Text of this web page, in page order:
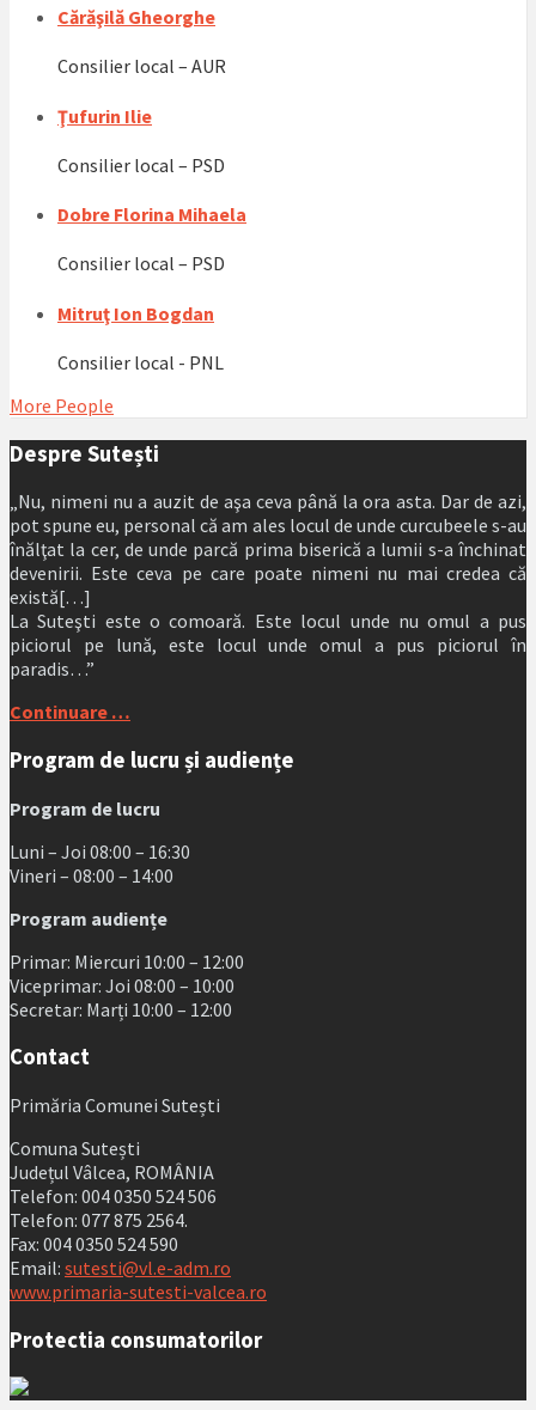
Cărăşilă Gheorghe
Consilier local – AUR
Ţufurin Ilie
Consilier local – PSD
Dobre Florina Mihaela
Consilier local – PSD
Mitruţ Ion Bogdan
Consilier local - PNL
More People
Despre Sutești
„Nu, nimeni nu a auzit de aşa ceva până la ora asta. Dar de azi,
pot spune eu, personal că am ales locul de unde curcubeele s-au
înălţat la cer, de unde parcă prima biserică a lumii s-a închinat
devenirii. Este ceva pe care poate nimeni nu mai credea că
există[…]
La Suteşti este o comoară. Este locul unde nu omul a pus
piciorul pe lună, este locul unde omul a pus piciorul în
paradis…”
Continuare …
Program de lucru și audiențe
Program de lucru
Luni – Joi 08:00 – 16:30
Vineri – 08:00 – 14:00
Program audiențe
Primar: Miercuri 10:00 – 12:00
Viceprimar: Joi 08:00 – 10:00
Secretar: Marți 10:00 – 12:00
Contact
Primăria Comunei Sutești
Comuna Sutești
Județul Vâlcea, ROMÂNIA
Telefon: 004 0350 524 506
Telefon: 077 875 2564.
Fax: 004 0350 524 590
Email: sutesti@vl.e-adm.ro
www.primaria-sutesti-valcea.ro
Protectia consumatorilor